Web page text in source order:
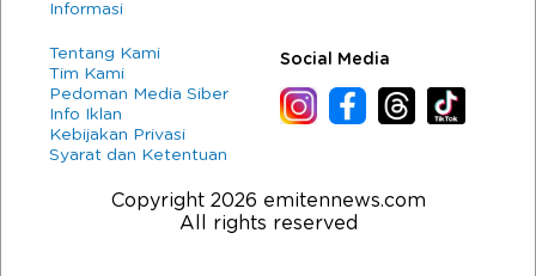
Informasi
Tentang Kami
Tim Kami
Pedoman Media Siber
Info Iklan
Kebijakan Privasi
Syarat dan Ketentuan
Social Media
Copyright 2026 emitennews.com
All rights reserved